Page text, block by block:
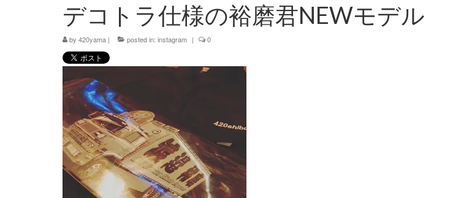
デコトラ仕様の裕磨君NEWモデル
by 420yama | posted in: instagram | 0